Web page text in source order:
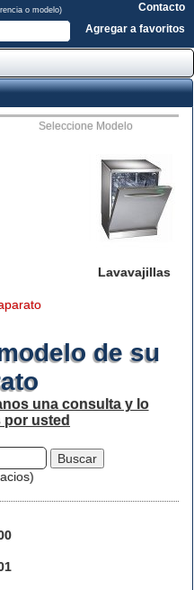
o modelo)
Contacto
Agregar a favoritos
Seleccione Modelo
Lavavajillas
de su
una consulta y lo
por usted